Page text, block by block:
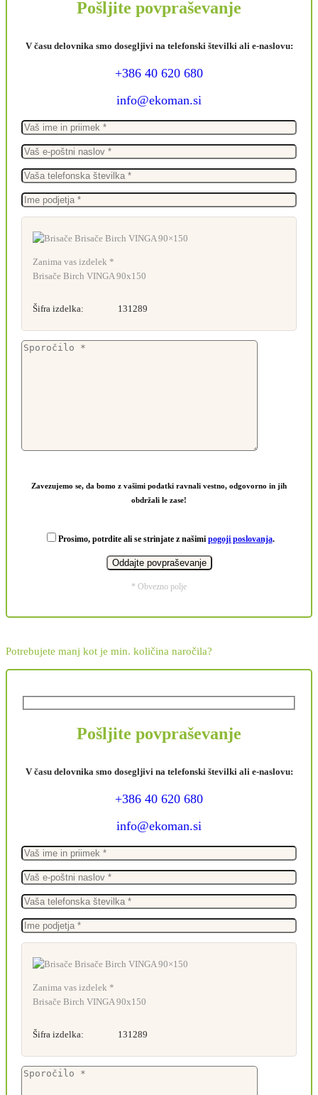
Pošljite povpraševanje
V času delovnika smo dosegljivi na telefonski številki ali e-naslovu:
+386 40 620 680
info@ekoman.si
Zanima vas izdelek *
Brisače Birch VINGA 90x150
Šifra izdelka: 131289
Zavezujemo se, da bomo z vašimi podatki ravnali vestno, odgovorno in jih
obdržali le zase!
Prosimo, potrdite ali se strinjate z našimi pogoji poslovanja.
* Obvezno polje
Potrebujete manj kot je min. količina naročila?
Pošljite povpraševanje
V času delovnika smo dosegljivi na telefonski številki ali e-naslovu:
+386 40 620 680
info@ekoman.si
Zanima vas izdelek *
Brisače Birch VINGA 90x150
Šifra izdelka: 131289